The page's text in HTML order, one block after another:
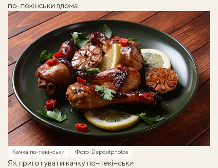
по-пекінськи вдома.
Качка по-пекінськи Фото: Depositphotos
Як приготувати качку по-пекінськи